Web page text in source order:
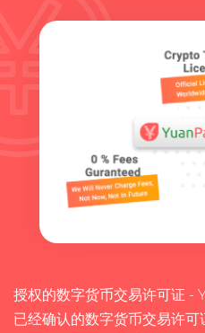
授权的数字货币交易许可证 -
已经确认的数字货币交易许